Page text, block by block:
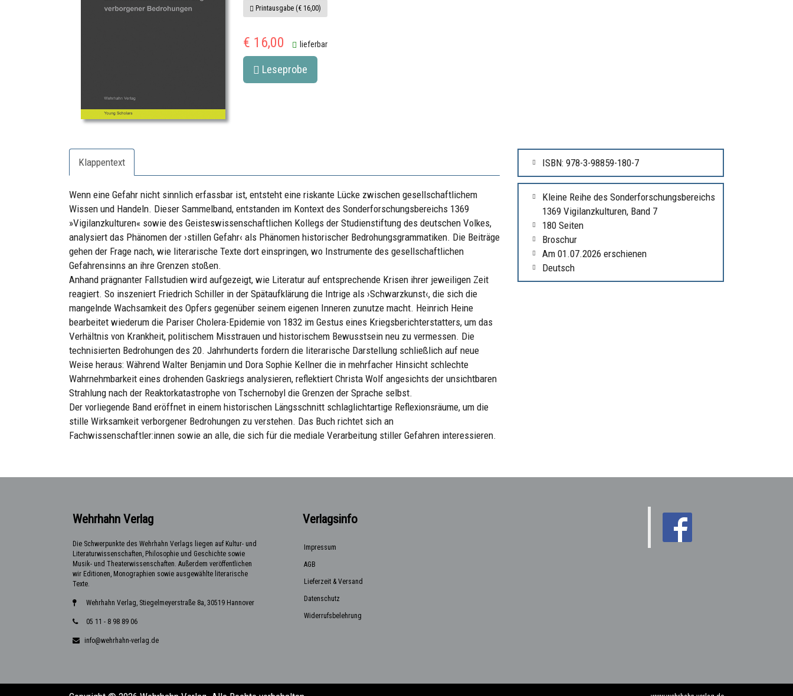
Printausgabe (€ 16,00)
€ 16,00 lieferbar
Leseprobe
Klappentext
Wenn eine Gefahr nicht sinnlich erfassbar ist, entsteht eine riskante Lücke zwischen gesellschaftlichem
Wissen und Handeln. Dieser Sammelband, entstanden im Kontext des Sonderforschungsbereichs 1369
»Vigilanzkulturen« sowie des Geisteswissenschaftlichen Kollegs der Studienstiftung des deutschen Volkes,
analysiert das Phänomen der ›stillen Gefahr‹ als Phänomen historischer Bedrohungsgrammatiken. Die Beiträge
gehen der Frage nach, wie literarische Texte dort einspringen, wo Instrumente des gesellschaftlichen
Gefahrensinns an ihre Grenzen stoßen.
Anhand prägnanter Fallstudien wird aufgezeigt, wie Literatur auf entsprechende Krisen ihrer jeweiligen Zeit
reagiert. So inszeniert Friedrich Schiller in der Spätaufklärung die Intrige als ›Schwarzkunst‹, die sich die
mangelnde Wachsamkeit des Opfers gegenüber seinem eigenen Inneren zunutze macht. Heinrich Heine
bearbeitet wiederum die Pariser Cholera-Epidemie von 1832 im Gestus eines Kriegsberichterstatters, um das
Verhältnis von Krankheit, politischem Misstrauen und historischem Bewusstsein neu zu vermessen. Die
technisierten Bedrohungen des 20. Jahrhunderts fordern die literarische Darstellung schließlich auf neue
Weise heraus: Während Walter Benjamin und Dora Sophie Kellner die in mehrfacher Hinsicht schlechte
Wahrnehmbarkeit eines drohenden Gaskriegs analysieren, reflektiert Christa Wolf angesichts der unsichtbaren
Strahlung nach der Reaktorkatastrophe von Tschernobyl die Grenzen der Sprache selbst.
Der vorliegende Band eröffnet in einem historischen Längsschnitt schlaglichtartige Reflexionsräume, um die
stille Wirksamkeit verborgener Bedrohungen zu verstehen. Das Buch richtet sich an
Fachwissenschaftler:innen sowie an alle, die sich für die mediale Verarbeitung stiller Gefahren interessieren.
ISBN: 978-3-98859-180-7
Kleine Reihe des Sonderforschungsbereichs
1369 Vigilanzkulturen, Band 7
180 Seiten
Broschur
Am 01.07.2026 erschienen
Deutsch
Wehrhahn Verlag
Die Schwerpunkte des Wehrhahn Verlags liegen auf Kultur- und
Literaturwissenschaften, Philosophie und Geschichte sowie
Musik- und Theaterwissenschaften. Außerdem veröffentlichen
wir Editionen, Monographien sowie ausgewählte literarische
Texte.
Wehrhahn Verlag, Stiegelmeyerstraße 8a, 30519 Hannover
05 11 - 8 98 89 06
info@wehrhahn-verlag.de
Verlagsinfo
Impressum
AGB
Lieferzeit & Versand
Datenschutz
Widerrufsbelehrung